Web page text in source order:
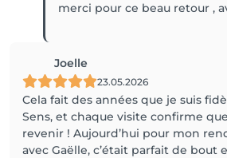
merci pour ce beau retour ,
Joelle
23.05.2026
Cela fait des années que je suis
Sens, et chaque visite confirme
revenir ! Aujourd’hui pour mon
avec Gaëlle, c’était parfait de bout